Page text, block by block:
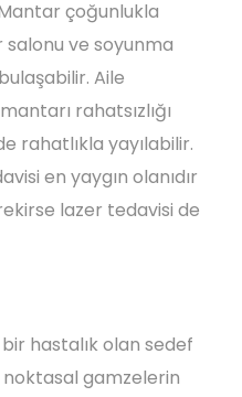
çoğunlukla
salonu ve soyunma
Aile
rahatsızlığı
rahatlıkla yayılabilir.
en yaygın olanıdır
lazer tedavisi de
hastalık olan sedef
noktasal gamzelerin